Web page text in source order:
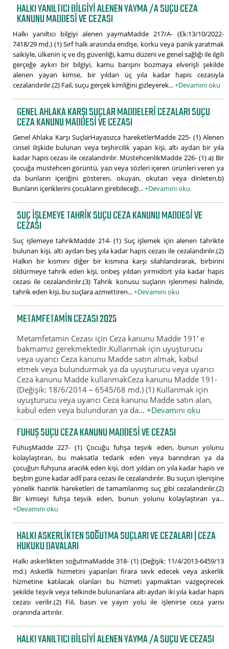
HALKI YANILTICI BILGIYI ALENEN YAYMA /A SUÇU CEZA
KANUNU MADDESI VE CEZASI
Halkı yanıltıcı bilgiyi alenen yaymaMadde 217/A- (Ek:13/10/2022-
7418/29 md.) (1) Sırf halk arasında endişe, korku veya panik yaratmak
saikiyle, ülkenin iç ve dış güvenliği, kamu düzeni ve genel sağlığı ile ilgili
gerçeğe aykırı bir bilgiyi, kamu barışını bozmaya elverişli şekilde
alenen yayan kimse, bir yıldan üç yıla kadar hapis cezasıyla
cezalandırılır.(2) Fail, suçu gerçek kimliğini gizleyerek...+Devamını oku
GENEL AHLAKA KARŞI SUÇLAR MADDELERI CEZALARI SUÇU
CEZA KANUNU MADDESI VE CEZASI
Genel Ahlaka Karşı SuçlarHayasızca hareketlerMadde 225- (1) Alenen
cinsel ilişkide bulunan veya teşhircilik yapan kişi, altı aydan bir yıla
kadar hapis cezası ile cezalandırılır. MüstehcenlikMadde 226- (1) a) Bir
çocuğa müstehcen görüntü, yazı veya sözleri içeren ürünleri veren ya
da bunların içeriğini gösteren, okuyan, okutan veya dinleten,b)
Bunların içeriklerini çocukların girebileceği...+Devamını oku
SUÇ IŞLEMEYE TAHRIK SUÇU CEZA KANUNU MADDESI VE
CEZASI
Suç işlemeye tahrikMadde 214- (1) Suç işlemek için alenen tahrikte
bulunan kişi, altı aydan beş yıla kadar hapis cezası ile cezalandırılır.(2)
Halkın bir kısmını diğer bir kısmına karşı silahlandırarak, birbirini
öldürmeye tahrik eden kişi, onbeş yıldan yirmidört yıla kadar hapis
cezası ile cezalandırılır.(3) Tahrik konusu suçların işlenmesi halinde,
tahrik eden kişi, bu suçlara azmettiren...+Devamını oku
METAMFETAMIN CEZASI 2025
Metamfetamin Cezası için Ceza kanunu Madde 191' e
bakmamız gerekmektedir.Kullanmak için uyuşturucu
veya uyarıcı Ceza kanunu Madde satın almak, kabul
etmek veya bulundurmak ya da uyuşturucu veya uyarıcı
Ceza kanunu Madde kullanmakCeza kanunu Madde 191-
(Değişik: 18/6/2014 – 6545/68 md.) (1) Kullanmak için
uyuşturucu veya uyarıcı Ceza kanunu Madde satın alan,
kabul eden veya bulunduran ya da...+Devamını oku
FUHUŞ SUÇU CEZA KANUNU MADDESI VE CEZASI
FuhuşMadde 227- (1) Çocuğu fuhşa teşvik eden, bunun yolunu
kolaylaştıran, bu maksatla tedarik eden veya barındıran ya da
çocuğun fuhşuna aracılık eden kişi, dört yıldan on yıla kadar hapis ve
beşbin güne kadar adlî para cezası ile cezalandırılır. Bu suçun işlenişine
yönelik hazırlık hareketleri de tamamlanmış suç gibi cezalandırılır.(2)
Bir kimseyi fuhşa teşvik eden, bunun yolunu kolaylaştıran ya...
+Devamını oku
HALKI ASKERLIKTEN SOĞUTMA SUÇLARI VE CEZALARI | CEZA
HUKUKU DAVALARI
Halkı askerlikten soğutmaMadde 318- (1) (Değişik: 11/4/2013-6459/13
md.) Askerlik hizmetini yapanları firara sevk edecek veya askerlik
hizmetine katılacak olanları bu hizmeti yapmaktan vazgeçirecek
şekilde teşvik veya telkinde bulunanlara altı aydan iki yıla kadar hapis
cezası verilir.(2) Fiil, basın ve yayın yolu ile işlenirse ceza yarısı
oranında artırılır.
HALKI YANILTICI BILGIYI ALENEN YAYMA /A SUÇU VE CEZASI